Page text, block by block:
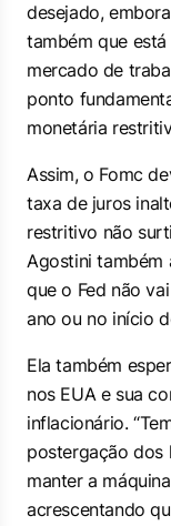
desejado,
também que
mercado de
ponto
monetária
Assim, o Fomc
taxa de juros
restritivo não
Agostini também
que o Fed não
ano ou no início
Ela também
nos EUA e sua
inflacionário.
postergação dos
manter a
acrescentando